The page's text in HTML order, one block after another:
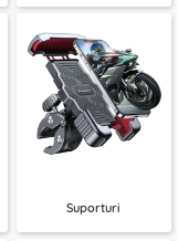
Suporturi